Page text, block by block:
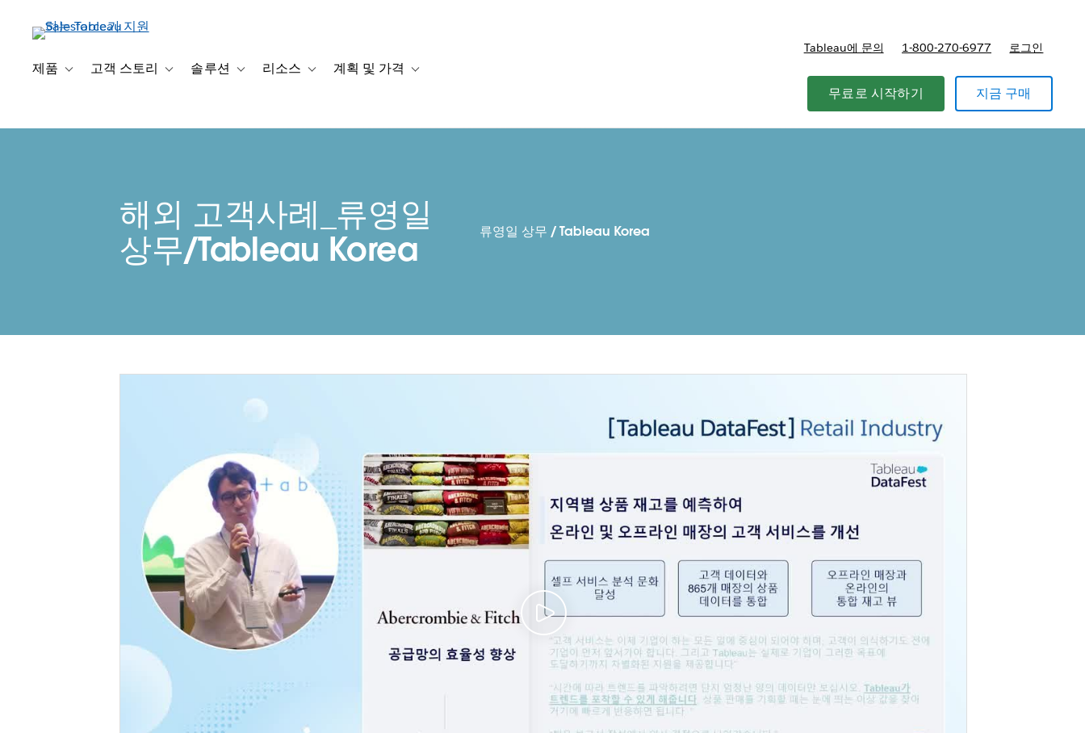
건
제품 Toggle sub-navigation for 제품
고객 스토리 Toggle sub-navigation for 고객 스토리
솔루션 Toggle sub-navigation for 솔루션
리소스 Toggle sub-navigation for 리소스
계획 및 가격 Toggle sub-navigation for 계획 및 가격
Tableau에 문의 1-800-270-6977 로그인
무료로 시작하기 지금 구매
해외 고객사례_류영일
상무/Tableau Korea
류영일 상무 / Tableau Korea